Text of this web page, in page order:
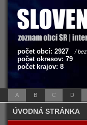
počet obcí: 2927 /
počet okresov: 79
počet krajov: 8
A B C D
ÚVODNÁ STRÁNKA